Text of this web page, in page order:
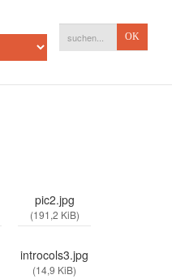
pic2.jpg
(191,2 KiB)
introcols3.jpg
(14,9 KiB)